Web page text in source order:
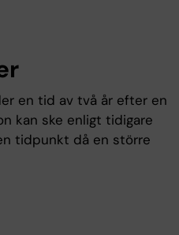
en tid av två år efter en
kan ske enligt tidigare
tidpunkt då en större